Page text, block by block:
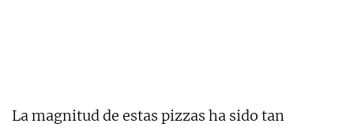
La magnitud de estas pizzas ha sido tan